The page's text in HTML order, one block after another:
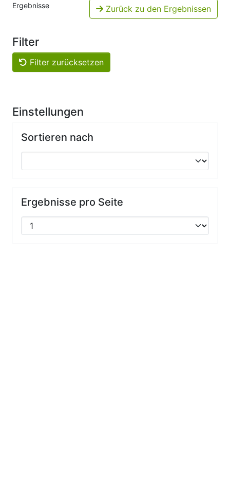
Ergebnisse Zurück zu den Ergebnissen
Filter
Filter zurücksetzen
Einstellungen
Sortieren nach
Ergebnisse pro Seite